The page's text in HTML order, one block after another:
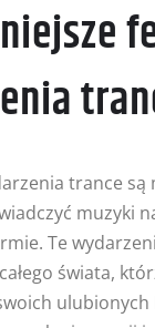
trance są
muzyki
Te
świata,
ulubionych